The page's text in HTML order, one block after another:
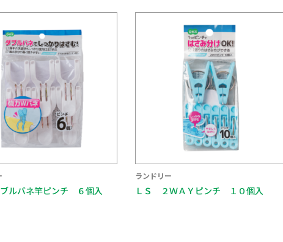
ＡＹピンチ １０個入
ランドリー
ＬＳ ワイヤーパラソルハンガー ２